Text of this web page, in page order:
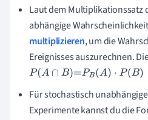
Laut dem Multiplikationssatz
abhängige
multiplizieren, um die
Ereignisses auszurechnen.
P(A∩B)= PB(A)·P(B)
Für stochastisch
Experimente kannst du die